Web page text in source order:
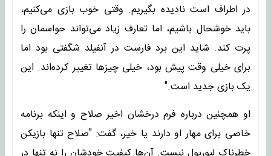
در اطراف است نادیده بگیریم. وقتی خوب بازی می‌کنیم،
باید خوشحال باشیم، اما تعارف زیاد می‌تواند حواسمان را
پرت کند. شاید این برد فارست در آنفیلد شگفتی بود اما
برای خیلی وقت پیش بود، خیلی چیزها تغییر کرده‌اند. این
یک بازی جدید است."
او همچنین درباره فرم درخشان اخیر صلاح و اینکه برنامه
خاصی برای مهار او دارند یا خیر، گفت: "صلاح تنها بازیکن